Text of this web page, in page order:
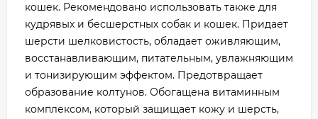
кошек. Рекомендовано использовать также для
кудрявых и бесшерстных собак и кошек. Придает
шерсти шелковистость, обладает оживляющим,
восстанавливающим, питательным, увлажняющим
и тонизирующим эффектом. Предотвращает
образование колтунов. Обогащена витаминным
комплексом, который защищает кожу и шерсть,